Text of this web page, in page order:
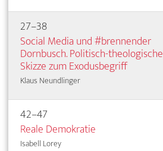
27–38
Social Media und #brennender
Dornbusch. Politisch-theologische
Skizze zum Exodusbegriff
Klaus Neundlinger
42–47
Reale Demokratie
Isabell Lorey